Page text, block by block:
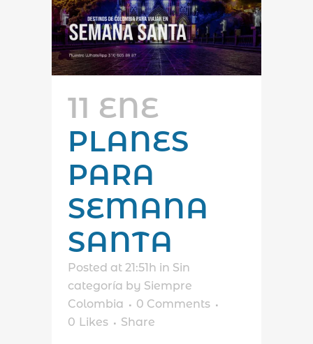
11 ENE
PLANES
PARA
SEMANA
SANTA
Posted at 21:51h in Sin
categoría by Siempre
Colombia
0 Comments
0 Likes Share